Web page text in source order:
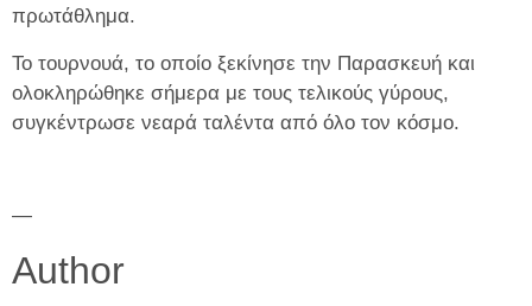
πρωτάθλημα.
Το τουρνουά, το οποίο ξεκίνησε την Παρασκευή και
ολοκληρώθηκε σήμερα με τους τελικούς γύρους,
συγκέντρωσε νεαρά ταλέντα από όλο τον κόσμο.
—
Author